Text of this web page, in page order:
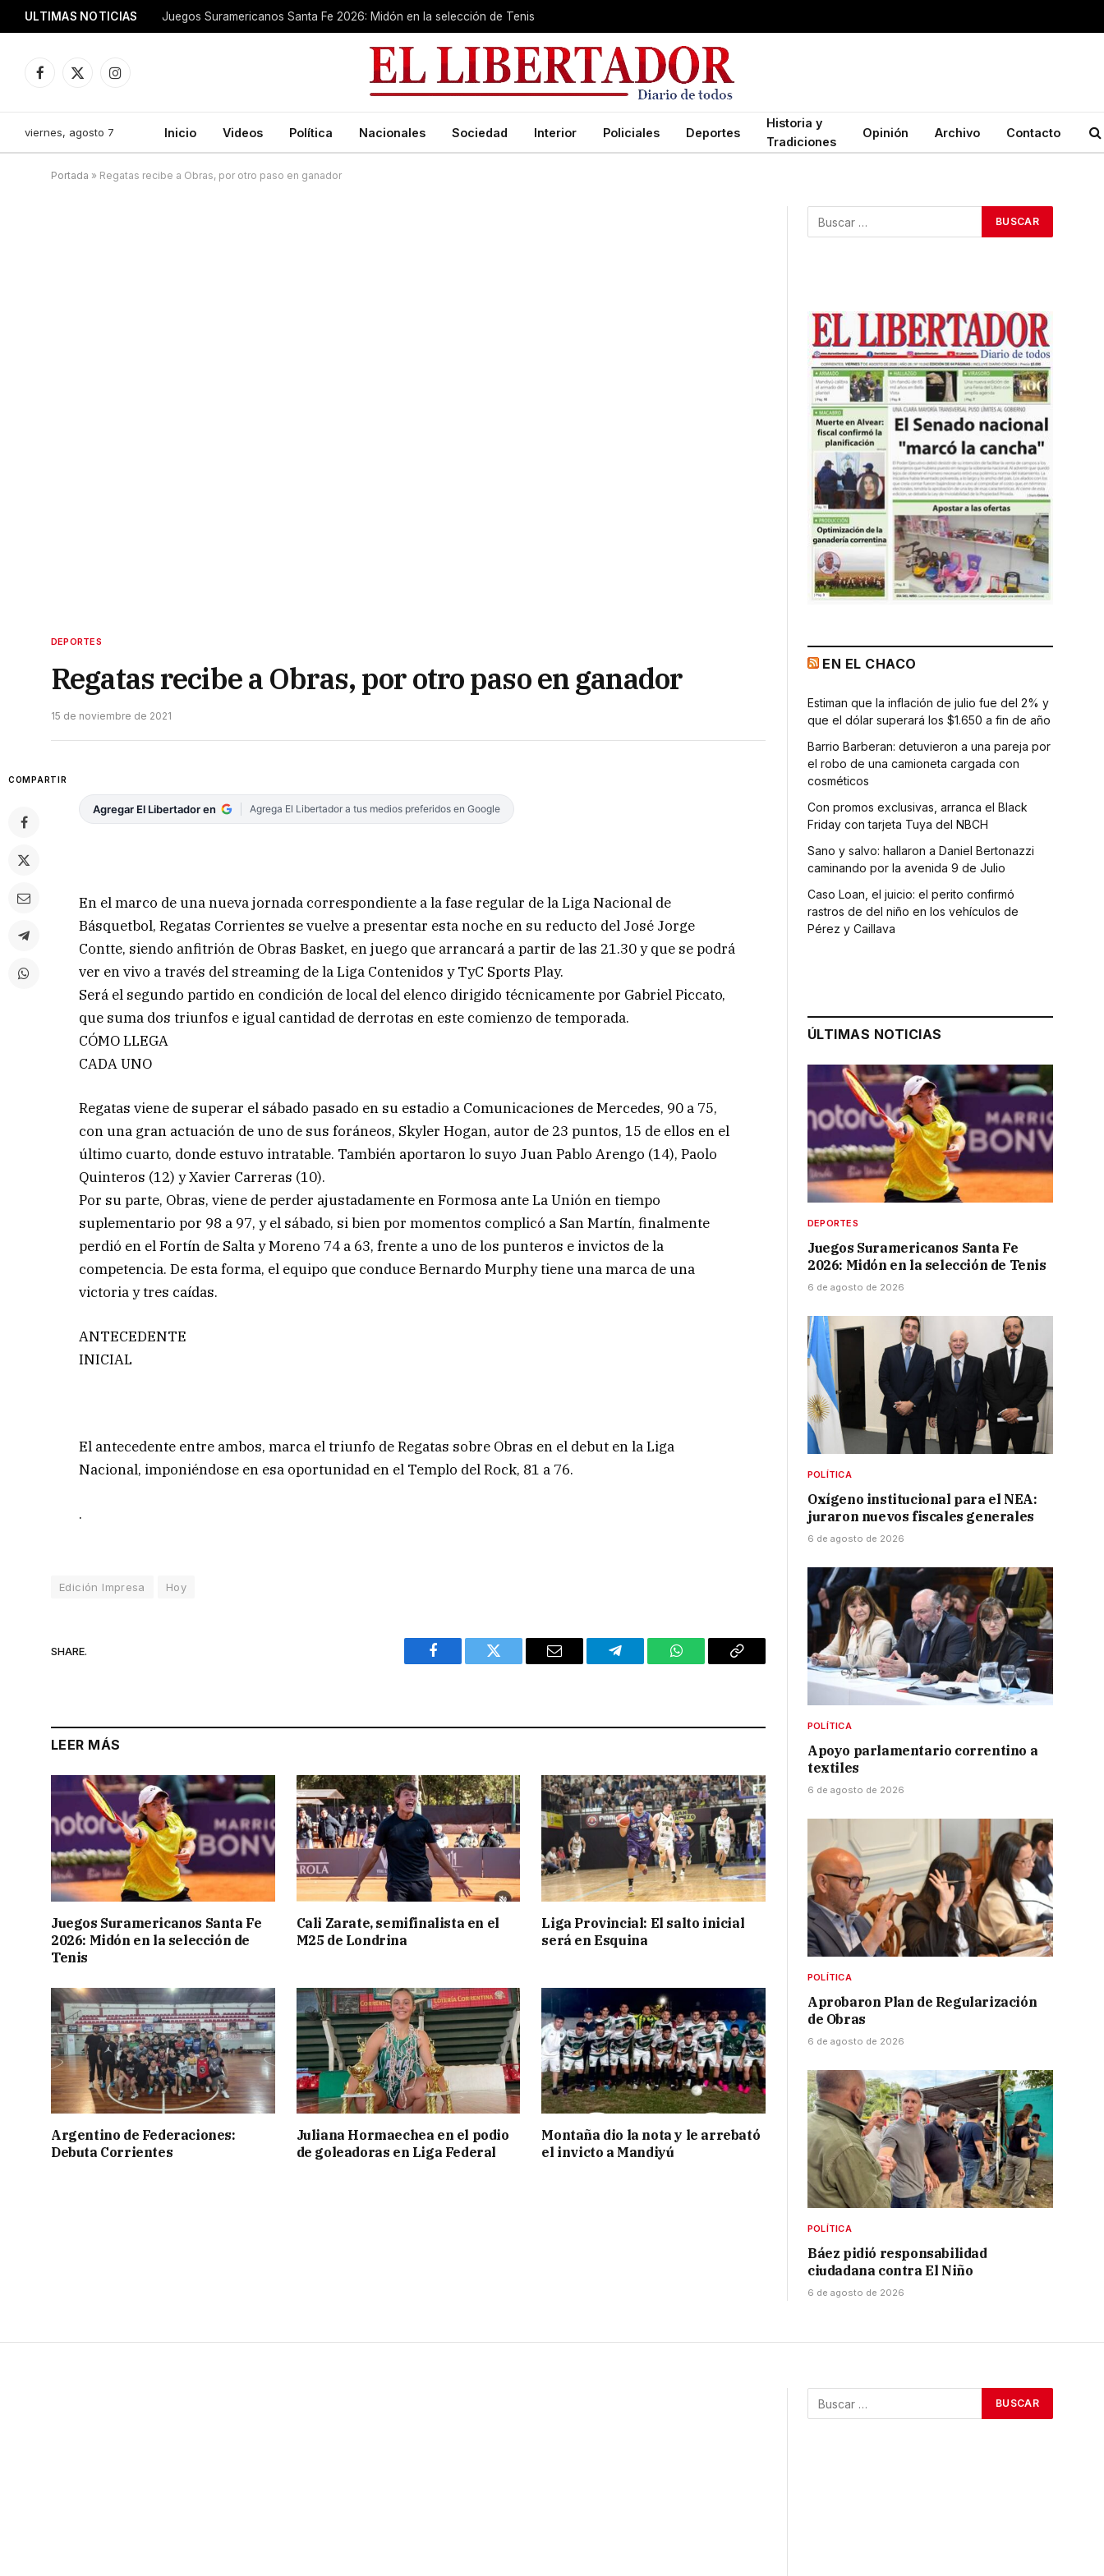
ULTIMAS NOTICIAS Juegos Suramericanos Santa Fe 2026: Midón en la selección de Tenis
Facebook
X
Instagram
viernes, agosto 7 Inicio Videos Política Nacionales Sociedad Interior Policiales Deportes
Historia y
Tradiciones
Opinión Archivo Contacto
Portada » Regatas recibe a Obras, por otro paso en ganador
DEPORTES
Regatas recibe a Obras, por otro paso en ganador
15 de noviembre de 2021
COMPARTIR
Agregar El Libertador en Agrega El Libertador a tus medios preferidos en Google
En el marco de una nueva jornada correspondiente a la fase regular de la Liga Nacional de
Básquetbol, Regatas Corrientes se vuelve a presentar esta noche en su reducto del José Jorge
Contte, siendo anfitrión de Obras Basket, en juego que arrancará a partir de las 21.30 y que se podrá
ver en vivo a través del streaming de la Liga Contenidos y TyC Sports Play.
Será el segundo partido en condición de local del elenco dirigido técnicamente por Gabriel Piccato,
que suma dos triunfos e igual cantidad de derrotas en este comienzo de temporada.
CÓMO LLEGA
CADA UNO
Regatas viene de superar el sábado pasado en su estadio a Comunicaciones de Mercedes, 90 a 75,
con una gran actuación de uno de sus foráneos, Skyler Hogan, autor de 23 puntos, 15 de ellos en el
último cuarto, donde estuvo intratable. También aportaron lo suyo Juan Pablo Arengo (14), Paolo
Quinteros (12) y Xavier Carreras (10).
Por su parte, Obras, viene de perder ajustadamente en Formosa ante La Unión en tiempo
suplementario por 98 a 97, y el sábado, si bien por momentos complicó a San Martín, finalmente
perdió en el Fortín de Salta y Moreno 74 a 63, frente a uno de los punteros e invictos de la
competencia. De esta forma, el equipo que conduce Bernardo Murphy tiene una marca de una
victoria y tres caídas.
ANTECEDENTE
INICIAL
El antecedente entre ambos, marca el triunfo de Regatas sobre Obras en el debut en la Liga
Nacional, imponiéndose en esa oportunidad en el Templo del Rock, 81 a 76.
.
Edición Impresa Hoy
SHARE.
Facebook Twitter Email Telegram WhatsAppCopy
LEER MÁS
Juegos Suramericanos Santa Fe
2026: Midón en la selección de
Tenis
Cali Zarate, semifinalista en el
M25 de Londrina
Liga Provincial: El salto inicial
será en Esquina
Argentino de Federaciones:
Debuta Corrientes
Juliana Hormaechea en el podio
de goleadoras en Liga Federal
Montaña dio la nota y le arrebató
el invicto a Mandiyú
EN EL CHACO
Estiman que la inflación de julio fue del 2% y
que el dólar superará los $1.650 a fin de año
Barrio Barberan: detuvieron a una pareja por
el robo de una camioneta cargada con
cosméticos
Con promos exclusivas, arranca el Black
Friday con tarjeta Tuya del NBCH
Sano y salvo: hallaron a Daniel Bertonazzi
caminando por la avenida 9 de Julio
Caso Loan, el juicio: el perito confirmó
rastros de del niño en los vehículos de
Pérez y Caillava
ÚLTIMAS NOTICIAS
DEPORTES
Juegos Suramericanos Santa Fe
2026: Midón en la selección de Tenis
6 de agosto de 2026
POLÍTICA
Oxígeno institucional para el NEA:
juraron nuevos fiscales generales
6 de agosto de 2026
POLÍTICA
Apoyo parlamentario correntino a
textiles
6 de agosto de 2026
POLÍTICA
Aprobaron Plan de Regularización
de Obras
6 de agosto de 2026
POLÍTICA
Báez pidió responsabilidad
ciudadana contra El Niño
6 de agosto de 2026